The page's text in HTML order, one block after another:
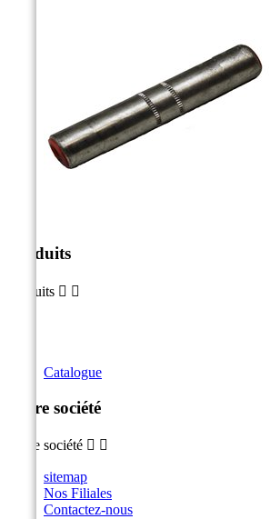
Produits
Produits  
Catalogue
Notre société
Notre société  
sitemap
Nos Filiales
Contactez-nous